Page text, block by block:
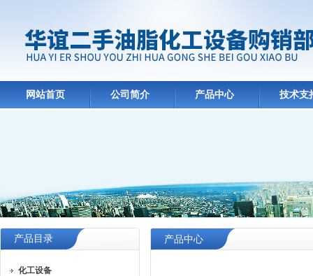
网站首页 公司简介 产品中心 技术支
产品目录
化工设备
产品中心